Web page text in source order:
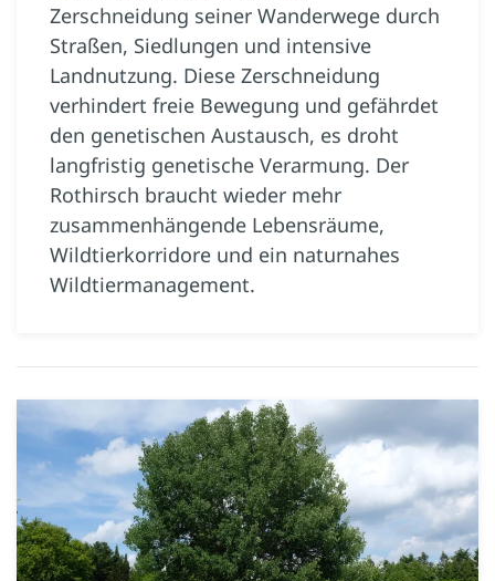
Zerschneidung seiner Wanderwege durch
Straßen, Siedlungen und intensive
Landnutzung. Diese Zerschneidung
verhindert freie Bewegung und gefährdet
den genetischen Austausch, es droht
langfristig genetische Verarmung. Der
Rothirsch braucht wieder mehr
zusammenhängende Lebensräume,
Wildtierkorridore und ein naturnahes
Wildtiermanagement.